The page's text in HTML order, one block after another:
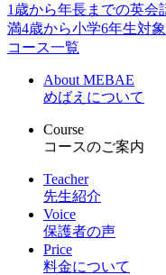
1歳から年⻑までの英会
満4歳から小学6年生対
コース一覧
About MEBAE
めばえについて
Course
コースのご案内
Teacher
先生紹介
Voice
保護者の声
Price
料金について